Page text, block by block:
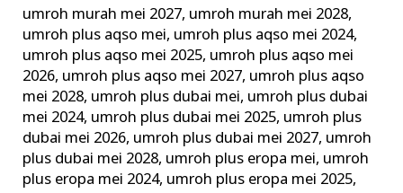
umroh murah mei 2027, umroh murah mei 2028,
umroh plus aqso mei, umroh plus aqso mei 2024,
umroh plus aqso mei 2025, umroh plus aqso mei
2026, umroh plus aqso mei 2027, umroh plus aqso
mei 2028, umroh plus dubai mei, umroh plus dubai
mei 2024, umroh plus dubai mei 2025, umroh plus
dubai mei 2026, umroh plus dubai mei 2027, umroh
plus dubai mei 2028, umroh plus eropa mei, umroh
plus eropa mei 2024, umroh plus eropa mei 2025,